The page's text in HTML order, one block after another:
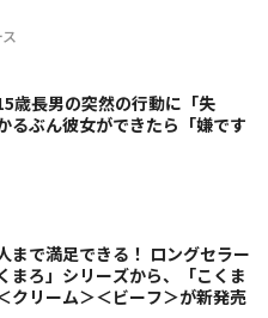
歳長男の突然の行動に「失
るぶん彼女ができたら「嫌です
まで満足できる！ ロングセラー
まろ」シリーズから、「こくま
クリーム＞＜ビーフ＞が新発売